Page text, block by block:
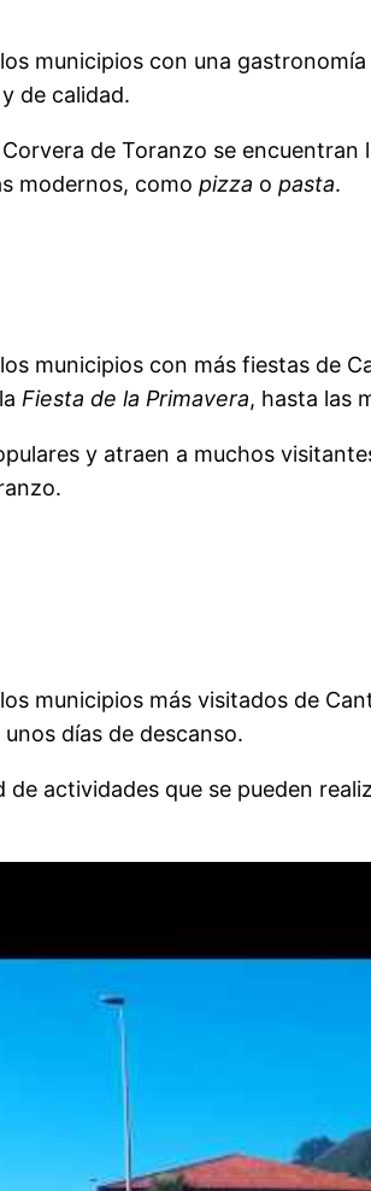
municipios con una
de calidad.
de Toranzo se encuentran
modernos, como pizza o pasta.
municipios con más fiestas de
Fiesta de la Primavera, hasta las
y atraen a muchos
municipios más visitados de
días de descanso.
de actividades que se pueden